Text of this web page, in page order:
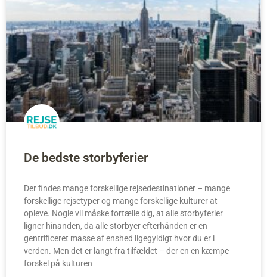
De bedste storbyferier
Der findes mange forskellige rejsedestinationer – mange
forskellige rejsetyper og mange forskellige kulturer at
opleve. Nogle vil måske fortælle dig, at alle storbyferier
ligner hinanden, da alle storbyer efterhånden er en
gentrificeret masse af enshed ligegyldigt hvor du er i
verden. Men det er langt fra tilfældet – der en en kæmpe
forskel på kulturen